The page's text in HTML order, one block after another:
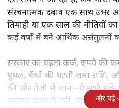
संरचनात्मक दबाव एक साथ उभर
तिमाही या एक साल की नीतियों
कई वर्षों में बने आर्थिक असंतुलनों
सरकार का बढ़ता कर्ज़, रुपये की
पुथल, बैंकों की घटती जमा राशि,
की ओर तेज़ी से जाना- ये सभी
समस्या अस्थायी नहीं, बल्कि गहरी
और पढ़ें